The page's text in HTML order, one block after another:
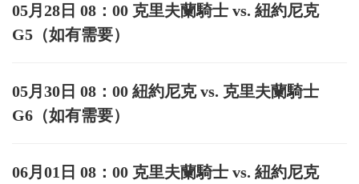
05月28日 08：00 克里夫蘭騎士 vs. 紐約尼克
G5（如有需要）
05月30日 08：00 紐約尼克 vs. 克里夫蘭騎士
G6（如有需要）
06月01日 08：00 克里夫蘭騎士 vs. 紐約尼克